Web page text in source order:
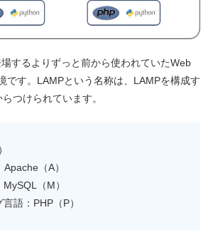
するよりずっと前から使われていたWeb
です。LAMPという名称は、LAMPを構成す
つけられています。
（A）
（M）
語：PHP（P）